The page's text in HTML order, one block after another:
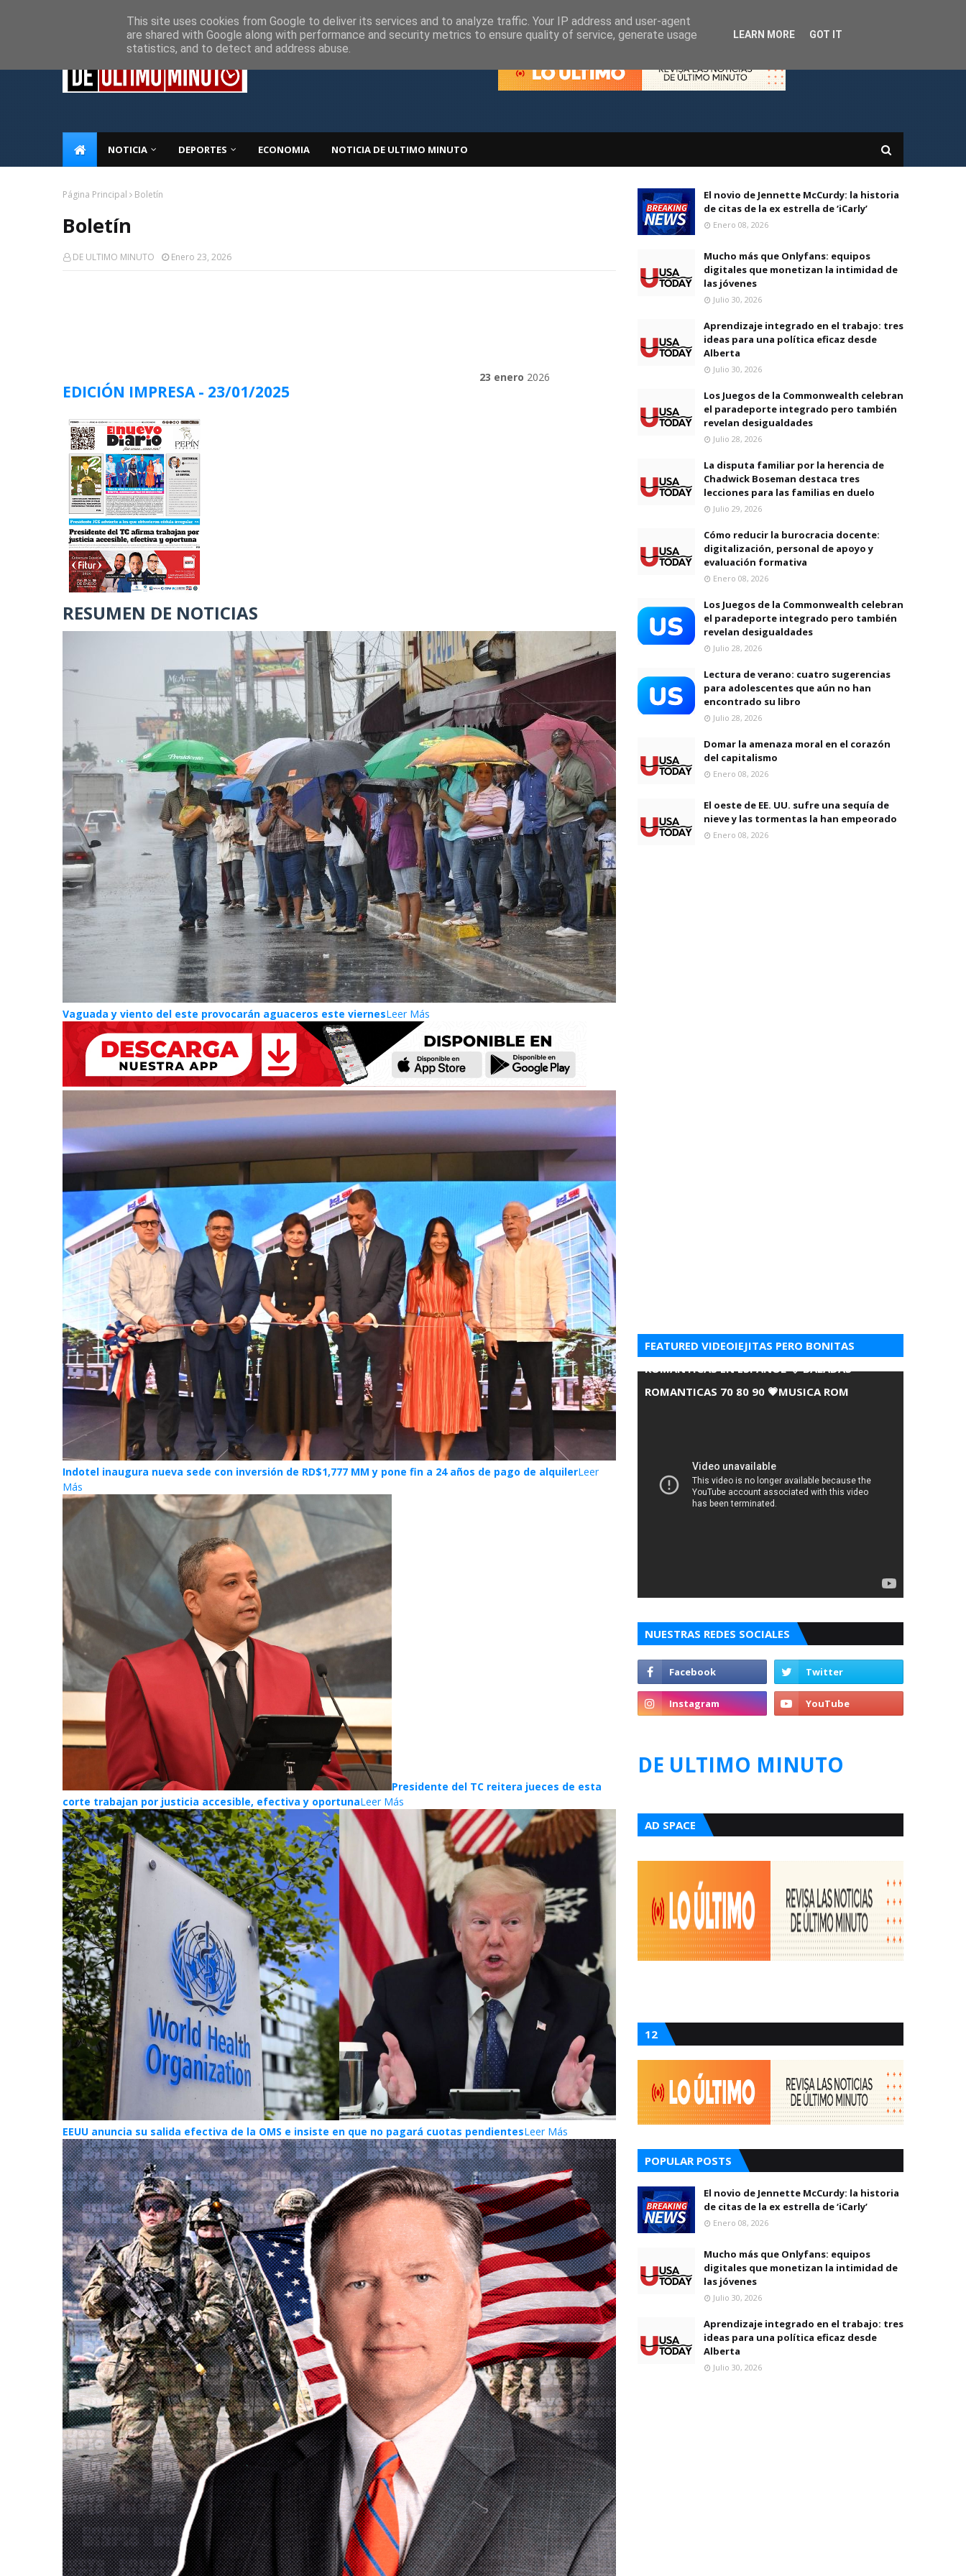
NOTICIA DEPORTES ECONOMIA NOTICIA DE ULTIMO MINUTO
Página Principal Boletín
Boletín
DE ULTIMO MINUTO Enero 23, 2026
23 enero 2026
EDICIÓN IMPRESA- 23/01/2025
RESUMEN DE NOTICIAS
Vaguada y viento del este provocarán aguaceros este viernesLeer Más
Indotel inaugura nueva sede con inversión de RD$1,777 MM y pone fin a 24 años de pago de alquilerLeer
Más
Presidente del TC reitera jueces de esta
corte trabajan por justicia accesible, efectiva y oportunaLeer Más
EEUU anuncia su salida efectiva de la OMS e insiste en que no pagará cuotas pendientesLeer Más
El novio de Jennette McCurdy: la historia
de citas de la ex estrella de ‘iCarly’
Enero 08, 2026
Mucho más que Onlyfans: equipos
digitales que monetizan la intimidad de
las jóvenes
Julio 30, 2026
Aprendizaje integrado en el trabajo: tres
ideas para una política eficaz desde
Alberta
Julio 30, 2026
Los Juegos de la Commonwealth celebran
el paradeporte integrado pero también
revelan desigualdades
Julio 28, 2026
La disputa familiar por la herencia de
Chadwick Boseman destaca tres
lecciones para las familias en duelo
Julio 29, 2026
Cómo reducir la burocracia docente:
digitalización, personal de apoyo y
evaluación formativa
Enero 08, 2026
Los Juegos de la Commonwealth celebran
el paradeporte integrado pero también
revelan desigualdades
Julio 28, 2026
Lectura de verano: cuatro sugerencias
para adolescentes que aún no han
encontrado su libro
Julio 28, 2026
Domar la amenaza moral en el corazón
del capitalismo
Enero 08, 2026
El oeste de EE. UU. sufre una sequía de
nieve y las tormentas la han empeorado
Enero 08, 2026
FEATURED VIDEOIEJITAS PERO BONITAS
ROMANTICAS EN ESPANOL 💘 BALADAS
ROMANTICAS 70 80 90 💗MUSICA ROM
NUESTRAS REDES SOCIALES
DE ULTIMO MINUTO
AD SPACE
12
POPULAR POSTS
El novio de Jennette McCurdy: la historia
de citas de la ex estrella de ‘iCarly’
Enero 08, 2026
Mucho más que Onlyfans: equipos
digitales que monetizan la intimidad de
las jóvenes
Julio 30, 2026
Aprendizaje integrado en el trabajo: tres
ideas para una política eficaz desde
Alberta
Julio 30, 2026
This site uses cookies from Google to deliver its services and to analyze traffic. Your IP address and user-agent
are shared with Google along with performance and security metrics to ensure quality of service, generate usage
statistics, and to detect and address abuse.
LEARN MORE GOT IT